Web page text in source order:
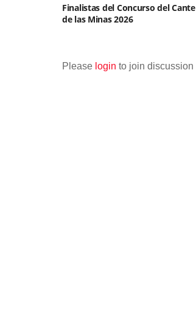
Finalistas del Concurso del Cante
de las Minas 2026
Please login to join discussion